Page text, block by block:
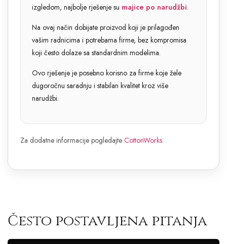
izgledom, najbolje rješenje su majice po narudžbi.
Na ovaj način dobijate proizvod koji je prilagođen
vašim radnicima i potrebama firme, bez kompromisa
koji često dolaze sa standardnim modelima.
Ovo rješenje je posebno korisno za firme koje žele
dugoročnu saradnju i stabilan kvalitet kroz više
narudžbi.
Za dodatne informacije pogledajte CottonWorks.
Često postavljena pitanja